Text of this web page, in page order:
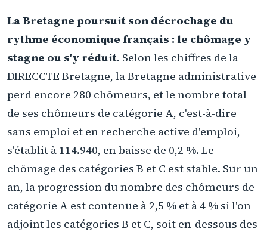
La Bretagne poursuit son décrochage du
rythme économique français : le chômage y
stagne ou s'y réduit. Selon les chiffres de la
DIRECCTE Bretagne, la Bretagne administrative
perd encore 280 chômeurs, et le nombre total
de ses chômeurs de catégorie A, c'est-à-dire
sans emploi et en recherche active d'emploi,
s'établit à 114.940, en baisse de 0,2 %. Le
chômage des catégories B et C est stable. Sur un
an, la progression du nombre des chômeurs de
catégorie A est contenue à 2,5 % et à 4 % si l'on
adjoint les catégories B et C, soit en-dessous des